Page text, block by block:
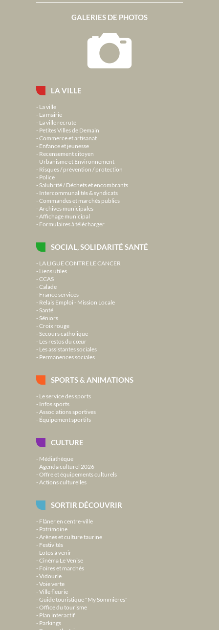
LA VILLE
La ville
La mairie
La ville recrute
Petites Villes de Demain
Commerce et artisanat
Enfance et jeunesse
Recensement citoyen
Urbanisme et Environnement
Risques / prévention / protection
Police
Salubrité / Déchets et encombrants
Intercommunalités & syndicats
Commandes et marchés publics
Archives municipales
Affichage municipal
Formulaires à télécharger
SOCIAL, SOLIDARITÉ SANTÉ
LA LIGUE CONTRE LE CANCER
Liens utiles
CCAS
Calade
France services
Relais Emploi - Mission Locale
Santé
Séniors
Croix rouge
Secours catholique
Les restos du cœur
Les assistantes sociales
Permanences sociales
SPORTS & ANIMATIONS
Le service des sports
Infos sports
Associations sportives
Équipement sportifs
CULTURE
Médiathèque
Agenda culturel 2026
Offre et équipements culturels
Actions culturelles
SORTIR DÉCOUVRIR
Flâner en centre-ville
Patrimoine
Arènes et culture taurine
Festivités
Lotos à venir
Cinéma Le Venise
Foires et marchés
Vidourle
Voie verte
Ville fleurie
Guide touristique "My Sommières"
Office du tourisme
Plan interactif
Parkings
GALERIES DE PHOTOS